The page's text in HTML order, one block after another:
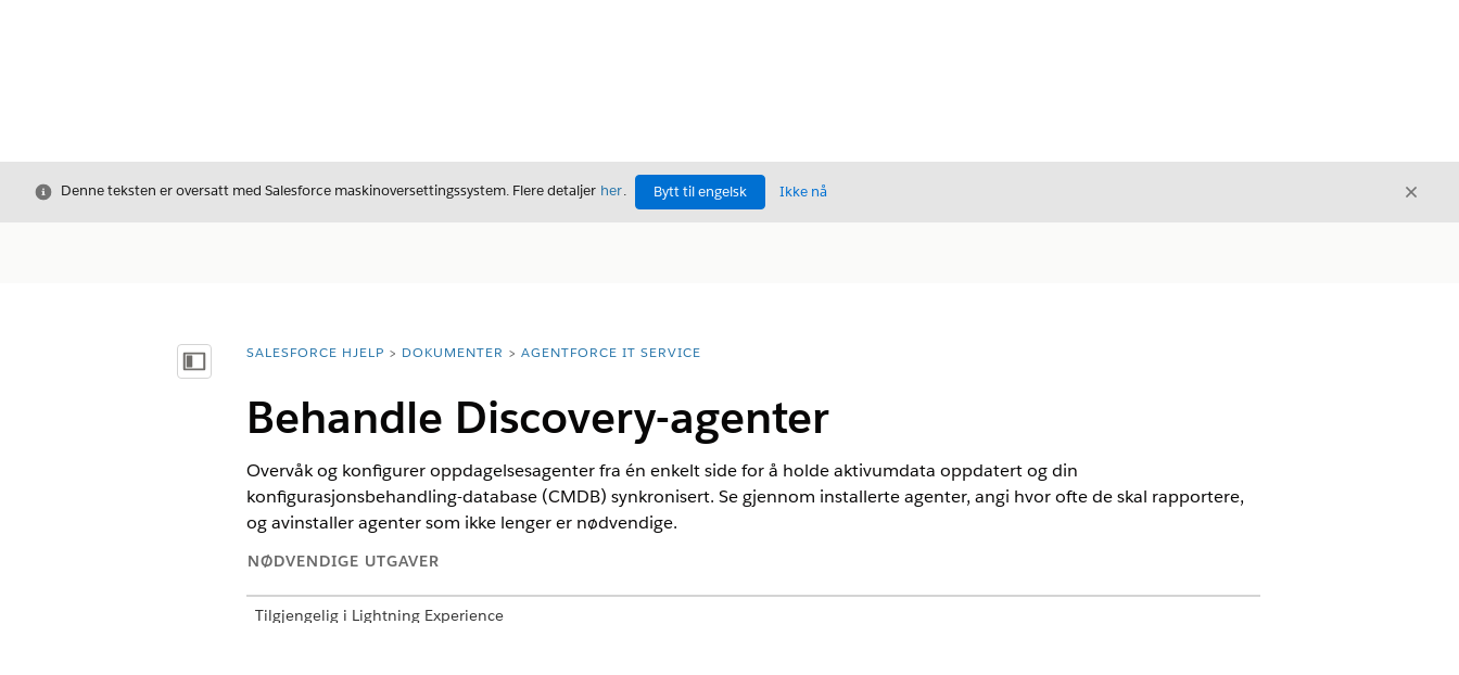
Avslutt
Denne teksten er oversatt med Salesforce maskinoversettingssystem. Flere detaljer her. Bytt til engelsk Ikke nå Avslutt
Vis innholdsfortegnelse
Du er her:
SALESFORCE HJELP DOKUMENTER AGENTFORCE IT SERVICE
Behandle Discovery-agenter
Overvåk og konfigurer oppdagelsesagenter fra én enkelt side for å holde aktivumdata oppdatert og din
konfigurasjonsbehandling-database (CMDB) synkronisert. Se gjennom installerte agenter, angi hvor ofte de skal rapportere,
og avinstaller agenter som ikke lenger er nødvendige.
NØDVENDIGE UTGAVER
Tilgjengelig i Lightning Experience